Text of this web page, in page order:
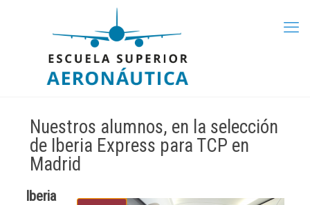
Nuestros alumnos, en la selección
de Iberia Express para TCP en
Madrid
Iberia